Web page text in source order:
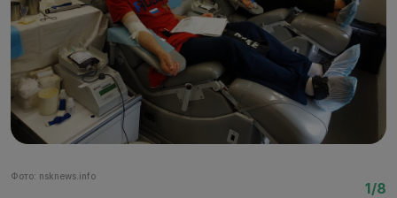
Фото: nsknews.info
1/8